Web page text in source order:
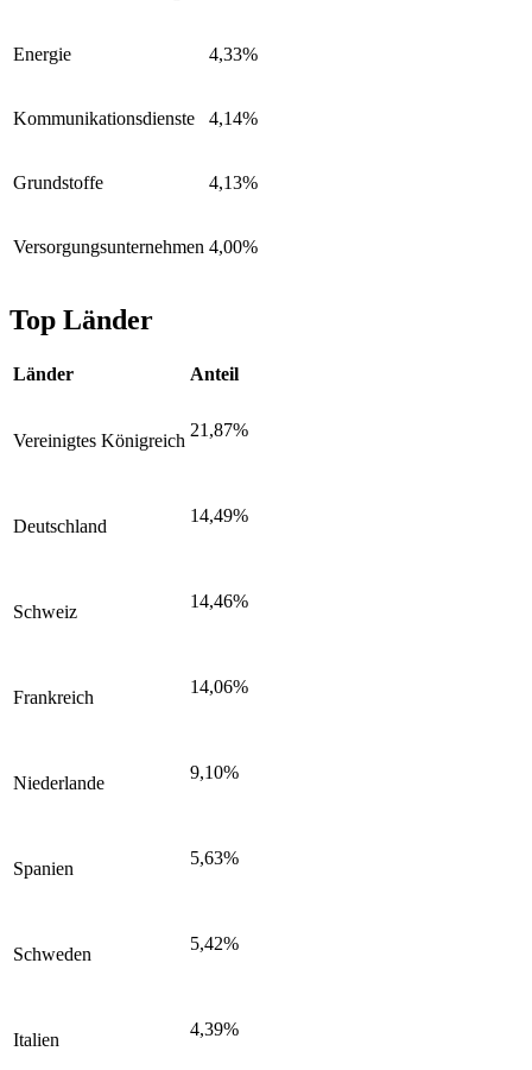
Energie 4,33%
Kommunikationsdienste 4,14%
Grundstoffe 4,13%
Versorgungsunternehmen 4,00%
Top Länder
Länder Anteil
Vereinigtes Königreich
21,87%
Deutschland
14,49%
Schweiz
14,46%
Frankreich
14,06%
Niederlande
9,10%
Spanien
5,63%
Schweden
5,42%
Italien
4,39%